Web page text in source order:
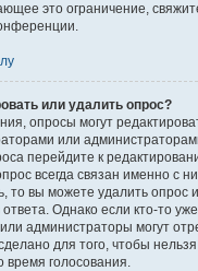
это ограничение,
или удалить опрос?
опросы могут
или
перейдите к
всегда связан именно с
то вы можете удалить опрос
Однако если кто-то
администраторы могут
для того, чтобы
время голосования.